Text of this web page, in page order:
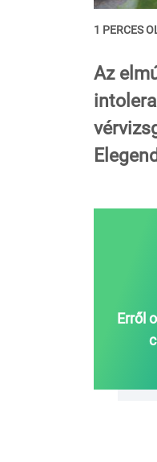
1 PERCES
Az
Erről